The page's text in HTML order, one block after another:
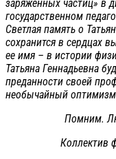
заряженных частиц» в
государственном
Светлая память о
сохранится в сердцах
ее имя – в истории
Татьяна Геннадьевна
преданности своей
необычайный оптимизм
Помним.
Коллектив